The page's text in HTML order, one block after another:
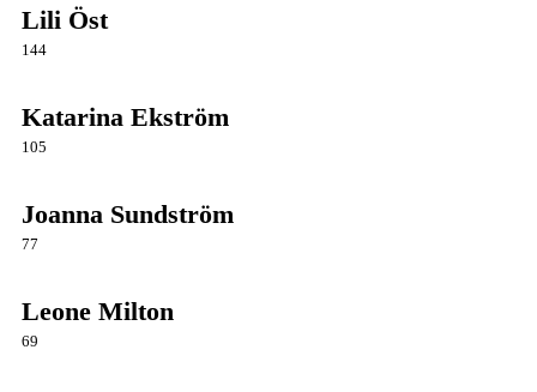
Lili Öst
144
Katarina Ekström
105
Joanna Sundström
77
Leone Milton
69